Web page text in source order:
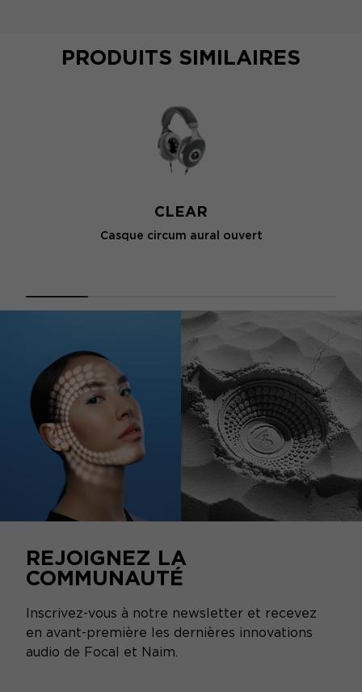
PRODUITS SIMILAIRES
CLEAR
Casque circum aural ouvert
REJOIGNEZ LA
COMMUNAUTÉ
Inscrivez-vous à notre newsletter et recevez
en avant-première les dernières innovations
audio de Focal et Naim.